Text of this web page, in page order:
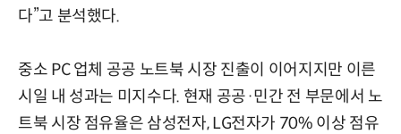
다”고 분석했다.
중소 PC 업체 공공 노트북 시장 진출이 이어지지만 이른
시일 내 성과는 미지수다. 현재 공공·민간 전 부문에서 노
트북 시장 점유율은 삼성전자, LG전자가 70% 이상 점유